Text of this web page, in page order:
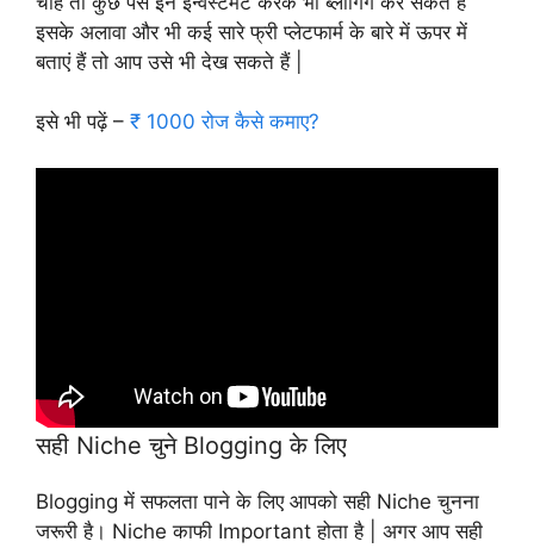
इसके अलावा और भी कई सारे फ्री प्लेटफार्म के बारे में ऊपर में
बताएं हैं तो आप उसे भी देख सकते हैं |
इसे भी पढ़ें – ₹ 1000 रोज कैसे कमाए?
सही Niche चुने Blogging के लिए
Blogging में सफलता पाने के लिए आपको सही Niche चुनना
जरूरी है। Niche काफी Important होता है | अगर आप सही